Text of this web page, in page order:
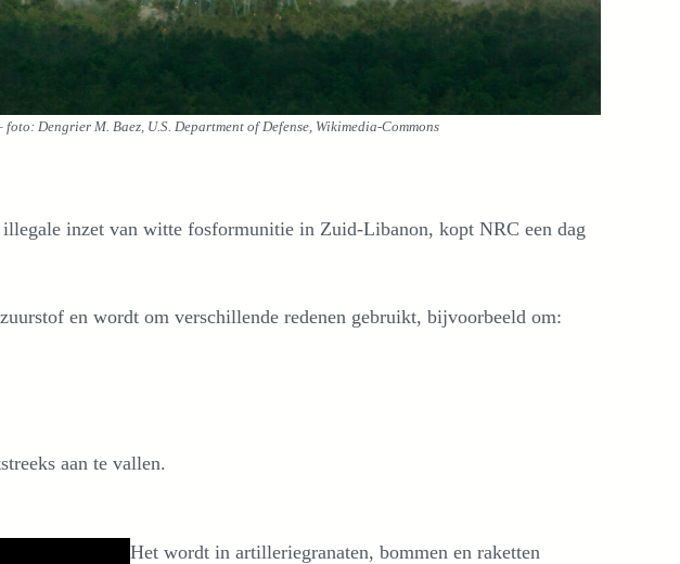
Dengrier M. Baez, U.S. Department of Defense, Wikimedia-Commons
inzet van witte fosformunitie in Zuid-Libanon, kopt NRC een dag
en wordt om verschillende redenen gebruikt, bijvoorbeeld om:
aan te vallen.
Het wordt in artilleriegranaten, bommen en raketten